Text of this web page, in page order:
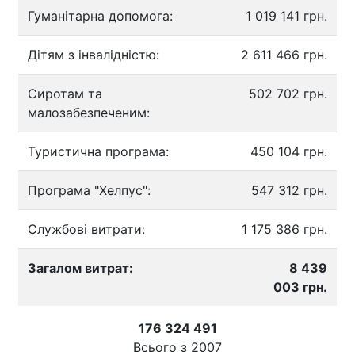
Гуманітарна допомога: 1 019 141 грн.
Дітям з інвалідністю: 2 611 466 грн.
Сиротам та
малозабезпеченим:
502 702 грн.
Туристична програма: 450 104 грн.
Програма "Хелпус": 547 312 грн.
Службові витрати: 1 175 386 грн.
Загалом витрат:
8 439
003 грн.
176 324 491
Всього з 2007